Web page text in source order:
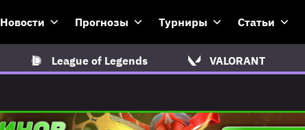
Новости Прогнозы Турниры Статьи
League of Legends VALORANT